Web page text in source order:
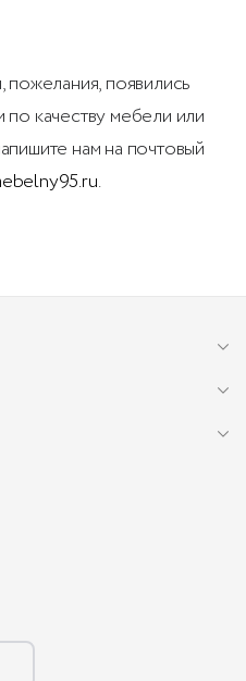
появились
по качеству мебели или
нам на почтовый
.